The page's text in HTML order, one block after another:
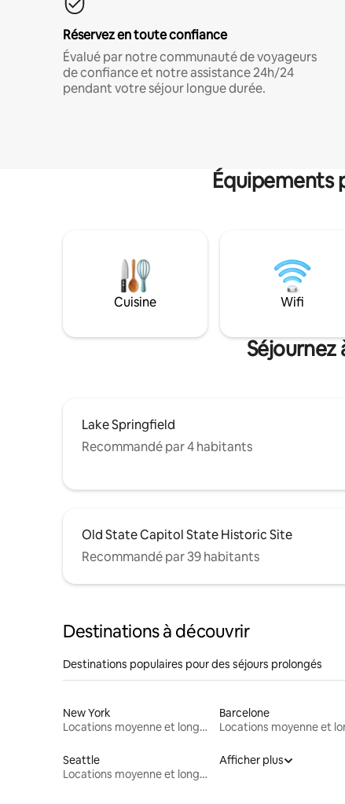
Réservez en toute confiance
Évalué par notre communauté de voyageurs
de confiance et notre assistance 24h/24
pendant votre séjour longue durée.
Équipements
Cuisine Wifi
Lake Springfield
Recommandé par 4 habitants
Old State Capitol State Historic Site
Recommandé par 39 habitants
Destinations à découvrir
Destinations populaires pour des séjours prolongés
New York
Locations moyenne et longue durée
Barcelone
Seattle
Locations moyenne et longue durée
Afficher plus